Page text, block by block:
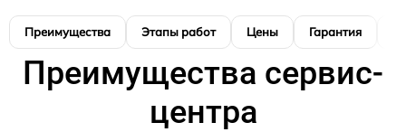
Преимущества Этапы работ Цены Гарантия
Преимущества сервис-
центра